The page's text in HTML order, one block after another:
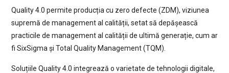
Quality 4.0 permite producția cu zero defecte (ZDM), viziunea
supremă de management al calității, setat să depășească
practicile de management al calității de ultimă generație, cum ar
fi SixSigma și Total Quality Management (TQM).
Soluțiile Quality 4.0 integrează o varietate de tehnologii digitale,